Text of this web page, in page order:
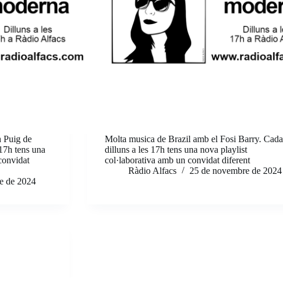
Puig de
tens una
de 2024
Molta musica de Brazil amb el Fosi Barry. Cada
dilluns a les 17h tens una nova playlist
col·laborativa amb un convidat diferent
Ràdio Alfacs
25 de novembre de 2024